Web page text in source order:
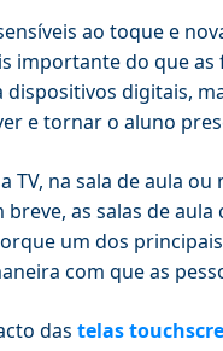
ao toque e
importante do que
dispositivos digitais,
e tornar o aluno
TV, na sala de aula
breve, as salas de
um dos
com que as
das telas